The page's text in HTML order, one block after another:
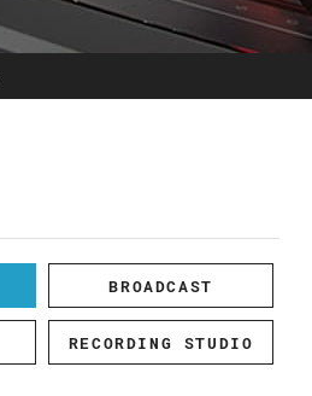
BROADCAST
RECORDING STUDIO